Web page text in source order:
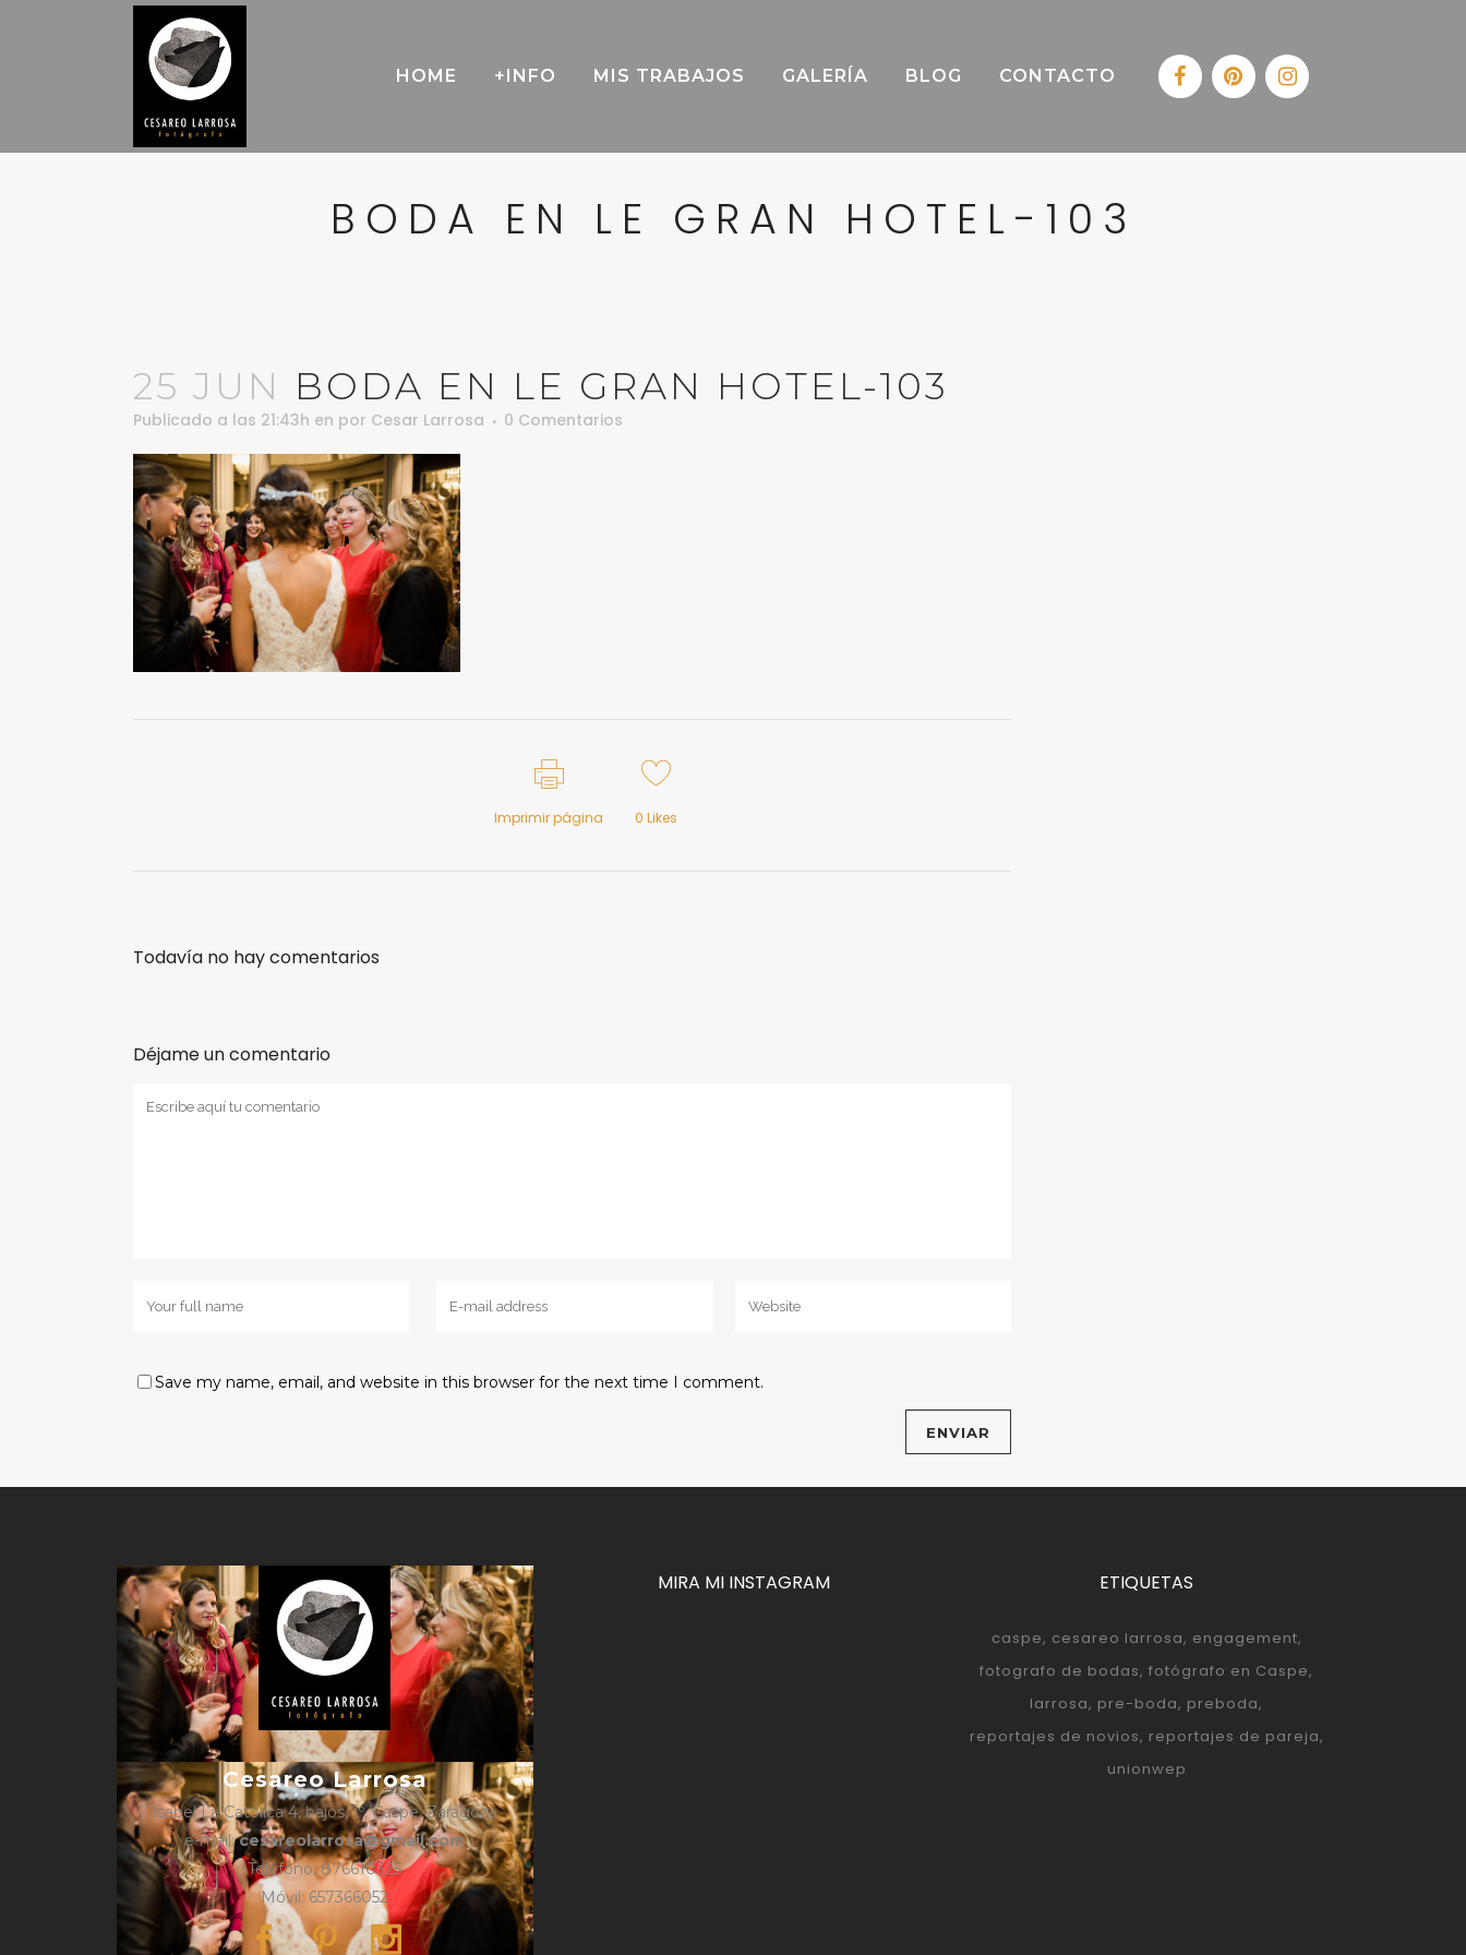
HOME +INFO MIS TRABAJOS GALERÍA BLOG CONTACTO
BODA EN LE GRAN HOTEL-103
25 JUN BODA EN LE GRAN HOTEL-103
Publicado a las 21:43h en por Cesar Larrosa 0 Comentarios
Imprimir página 0 Likes
Todavía no hay comentarios
Déjame un comentario
Save my name, email, and website in this browser for the next time I comment.
Cesareo Larrosa
Isabel La Católica 4, bajos, 1º, Caspe, Zaragoza
e-mail:cesareolarrosa@gmail.com
Teléfono: 876610325
Móvil: 657366052
MIRA MI INSTAGRAM ETIQUETAS
caspe cesareo larrosa engagement
fotografo de bodas fotógrafo en Caspe
larrosa pre-boda preboda
reportajes de novios reportajes de pareja
unionwep